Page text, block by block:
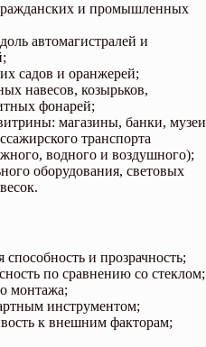
и промышленных
автомагистралей и
садов и оранжерей;
навесов, козырьков,
фонарей;
магазины, банки,
транспорта
водного и воздушного);
оборудования, световых
и прозрачность;
по сравнению со стеклом;
монтажа;
инструментом;
к внешним факторам;